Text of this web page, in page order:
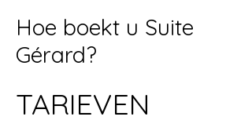
Hoe boekt u Suite
Gérard?
TARIEVEN